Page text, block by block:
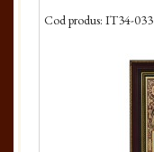
Cod produs: IT34-033